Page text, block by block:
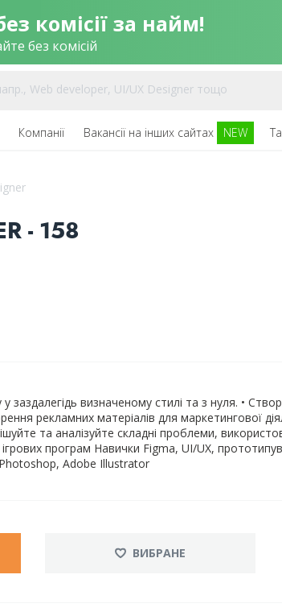
комісії за найм!
без комісій
Компанії Вакансії на інших сайтах NEW
- 158
заздалегідь визначеному стилі та з нуля. •
рекламних матеріалів для маркетингової
та аналізуйте складні проблеми,
програм Навички Figma, UI/UX,
Adobe Illustrator
ВИБРАНЕ